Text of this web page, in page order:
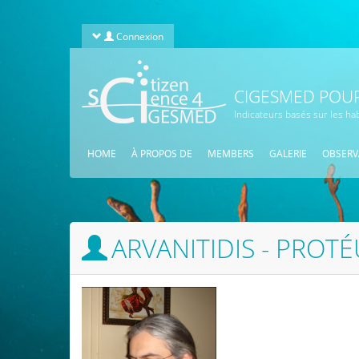
Connexion
CIGESMED
Indicateurs basés sur les
HOME À PROPOS DE MEMBERS GALERIE
ARVANITIDIS -